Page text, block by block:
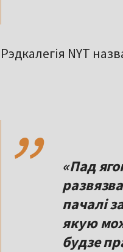
Рэдкалегія NYT
,,
«Пад
пачалі
якую
будзе